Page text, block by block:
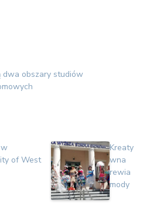
dwa obszary studiów
of West
Kreaty
wna
rewia
mody